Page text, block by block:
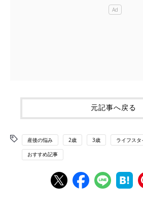
元記事へ戻る
産後の悩み 2歳 3歳 ライフスタ
おすすめ記事